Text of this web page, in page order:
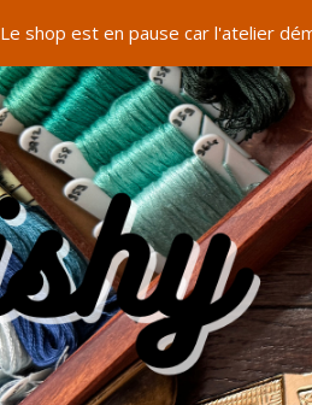
Le shop est en pause car l'atelier